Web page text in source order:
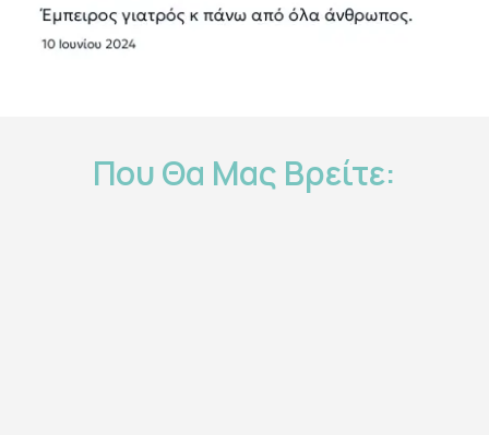
ΠουΘα Μας Βρείτε: